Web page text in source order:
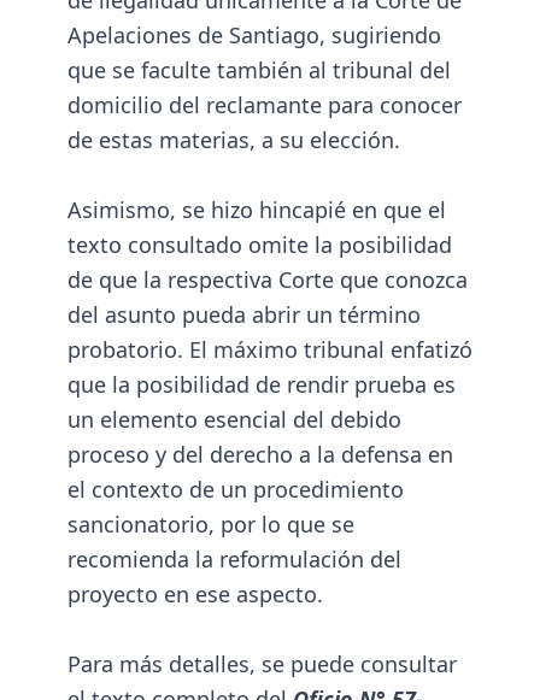
Apelaciones de Santiago, sugiriendo
que se faculte también al tribunal del
domicilio del reclamante para conocer
de estas materias, a su elección.
Asimismo, se hizo hincapié en que el
texto consultado omite la posibilidad
de que la respectiva Corte que conozca
del asunto pueda abrir un término
probatorio. El máximo tribunal enfatizó
que la posibilidad de rendir prueba es
un elemento esencial del debido
proceso y del derecho a la defensa en
el contexto de un procedimiento
sancionatorio, por lo que se
recomienda la reformulación del
proyecto en ese aspecto.
Para más detalles, se puede consultar